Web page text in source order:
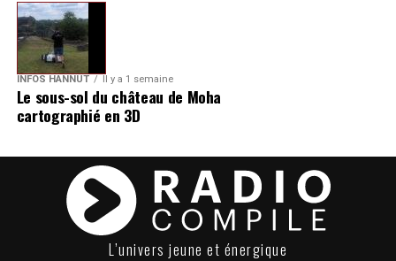
INFOS HANNUT Il y a 1 semaine
Le sous-sol du château de Moha
cartographié en 3D
L’univers jeune et énergique